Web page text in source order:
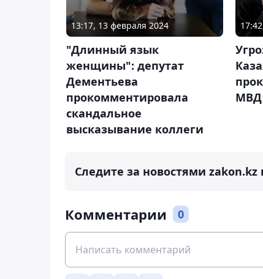
13:17, 13 февраля 2024
"Длинный язык
женщины": депутат
Дементьева
прокомментировала
скандальное
высказывание коллеги
МВД
Следите за новостями zakon.kz
Комментарии 0